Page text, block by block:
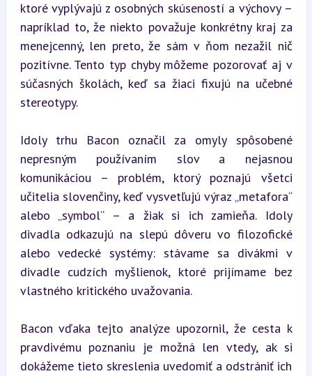
ktoré vyplývajú z osobných skúseností a výchovy –
napríklad to, že niekto považuje konkrétny kraj za
menejcenný, len preto, že sám v ňom nezažil nič
pozitívne. Tento typ chyby môžeme pozorovať aj v
súčasných školách, keď sa žiaci fixujú na učebné
stereotypy.
Idoly trhu Bacon označil za omyly spôsobené
nepresným používaním slov a nejasnou
komunikáciou – problém, ktorý poznajú všetci
učitelia slovenčiny, keď vysvetľujú výraz „metafora“
alebo „symbol“ – a žiak si ich zamieňa. Idoly
divadla odkazujú na slepú dôveru vo filozofické
alebo vedecké systémy: stávame sa divákmi v
divadle cudzích myšlienok, ktoré prijímame bez
vlastného kritického uvažovania.
Bacon vďaka tejto analýze upozornil, že cesta k
pravdivému poznaniu je možná len vtedy, ak si
dokážeme tieto skreslenia uvedomiť a odstrániť ich